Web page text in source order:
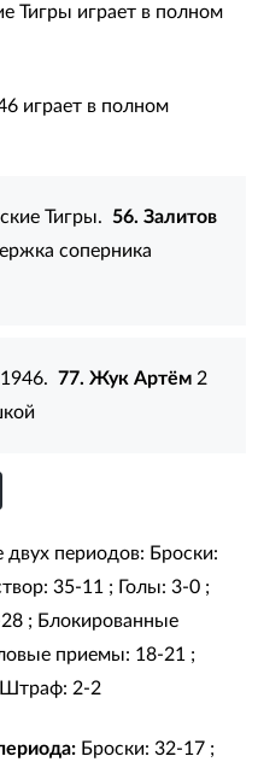
Тигры играет в полном
играет в полном
Тигры.56. Залитов
соперника
1946.77. Жук Артём 2
двух периодов: Броски:
35-11 ; Голы: 3-0 ;
; Блокированные
приемы: 18-21 ;
Штраф: 2-2
Броски: 32-17 ;